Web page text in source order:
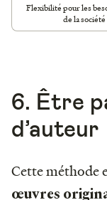
Flexibilité pour les
de la société
6. Être
d’auteur
Cette méthode
œuvres